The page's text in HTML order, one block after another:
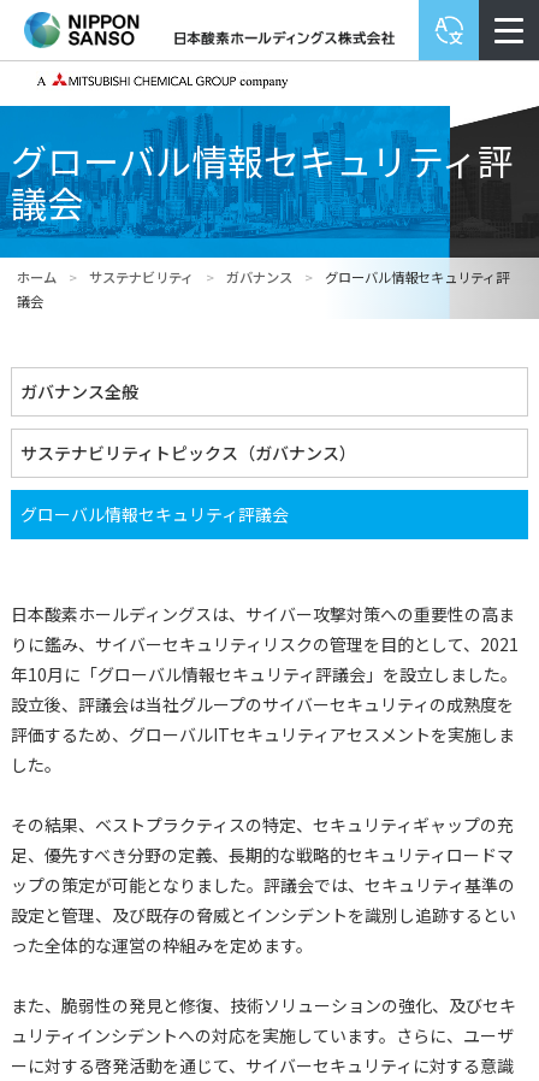
グローバル情報セキュリティ評
議会
ホーム > サステナビリティ > ガバナンス >
グローバル情報セキュリティ評
議会
ガバナンス全般
サステナビリティトピックス（ガバナンス）
グローバル情報セキュリティ評議会
日本酸素ホールディングスは、サイバー攻撃対策への重要性の高ま
りに鑑み、サイバーセキュリティリスクの管理を目的として、2021
年10月に「グローバル情報セキュリティ評議会」を設立しました。
設立後、評議会は当社グループのサイバーセキュリティの成熟度を
評価するため、グローバルITセキュリティアセスメントを実施しま
した。
その結果、ベストプラクティスの特定、セキュリティギャップの充
足、優先すべき分野の定義、長期的な戦略的セキュリティロードマ
ップの策定が可能となりました。評議会では、セキュリティ基準の
設定と管理、及び既存の脅威とインシデントを識別し追跡するとい
った全体的な運営の枠組みを定めます。
また、脆弱性の発見と修復、技術ソリューションの強化、及びセキ
ュリティインシデントへの対応を実施しています。さらに、ユーザ
ーに対する啓発活動を通じて、サイバーセキュリティに対する意識